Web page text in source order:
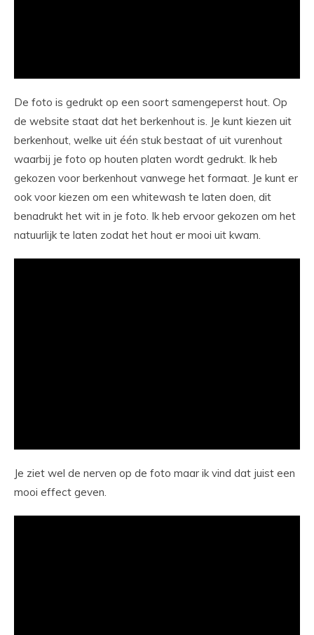
De foto is gedrukt op een soort samengeperst hout. Op
de website staat dat het berkenhout is. Je kunt kiezen uit
berkenhout, welke uit één stuk bestaat of uit vurenhout
waarbij je foto op houten platen wordt gedrukt. Ik heb
gekozen voor berkenhout vanwege het formaat. Je kunt er
ook voor kiezen om een whitewash te laten doen, dit
benadrukt het wit in je foto. Ik heb ervoor gekozen om het
natuurlijk te laten zodat het hout er mooi uit kwam.
Je ziet wel de nerven op de foto maar ik vind dat juist een
mooi effect geven.